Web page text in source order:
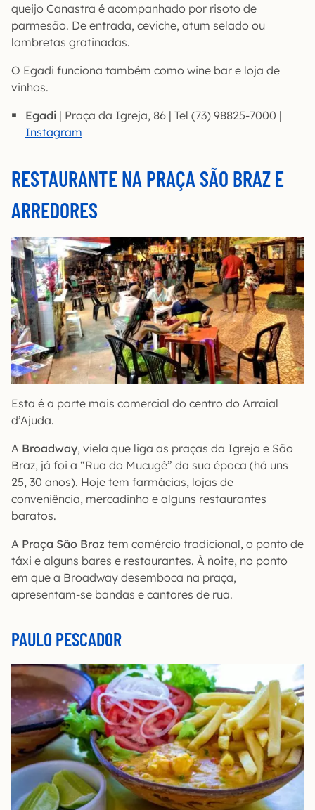
queijo Canastra é acompanhado por risoto de
parmesão. De entrada, ceviche, atum selado ou
lambretas gratinadas.
O Egadi funciona também como wine bar e loja de
vinhos.
Egadi | Praça da Igreja, 86 | Tel (73) 98825-7000 |
Instagram
RESTAURANTE NA PRAÇA SÃO BRAZ E
ARREDORES
Esta é a parte mais comercial do centro do Arraial
d’Ajuda.
A Broadway, viela que liga as praças da Igreja e São
Braz, já foi a “Rua do Mucugê” da sua época (há uns
25, 30 anos). Hoje tem farmácias, lojas de
conveniência, mercadinho e alguns restaurantes
baratos.
A Praça São Braz tem comércio tradicional, o ponto de
táxi e alguns bares e restaurantes. À noite, no ponto
em que a Broadway desemboca na praça,
apresentam-se bandas e cantores de rua.
PAULO PESCADOR